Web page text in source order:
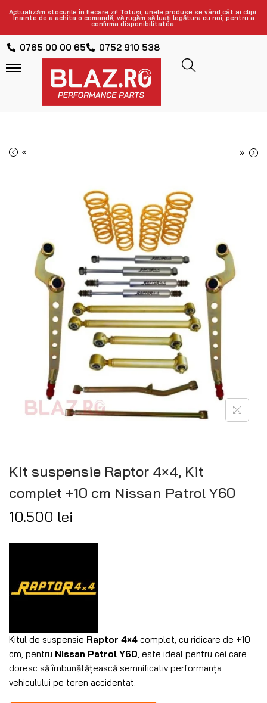
Actualizăm stocurile în fiecare zi! Totuși, unele produse se vând cât ai clipi.
Înainte de a achita o comandă, vă rugăm să luați legătura cu noi, pentru a
confirma disponibilitatea.
0765 00 00 65 0752 910 538
« »
Kit suspensie Raptor 4×4, Kit
complet +10 cm Nissan Patrol Y60
10.500 lei
Kitul de suspensie Raptor 4×4 complet, cu ridicare de +10
cm, pentru Nissan Patrol Y60 , este ideal pentru cei care
doresc să îmbunătățească semnificativ performanța
vehiculului pe teren accidentat.